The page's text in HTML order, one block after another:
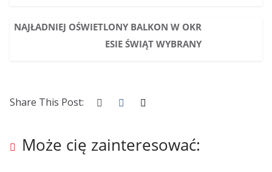
NAJŁADNIEJ OŚWIETLONY BALKON W OKR
ESIE ŚWIĄT WYBRANY
Share This Post:
Może cię zainteresować: